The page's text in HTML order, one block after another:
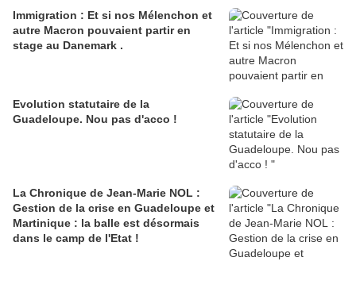
Immigration : Et si nos Mélenchon et
autre Macron pouvaient partir en
stage au Danemark .
Evolution statutaire de la
Guadeloupe. Nou pas d'acco !
La Chronique de Jean-Marie NOL :
Gestion de la crise en Guadeloupe et
Martinique : la balle est désormais
dans le camp de l'Etat !